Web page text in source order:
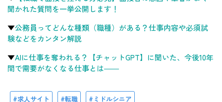
聞かれた質問を一挙公開します！
▼公務員ってどんな種類（職種）がある？仕事内容や必須試
験などをカンタン解説
▼AIに仕事を奪われる？【チャットGPT】に聞いた、今後10年
間で需要がなくなる仕事とは――
求人サイト 転職 ミドルシニア